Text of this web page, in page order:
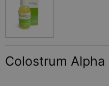
Colostrum Alpha